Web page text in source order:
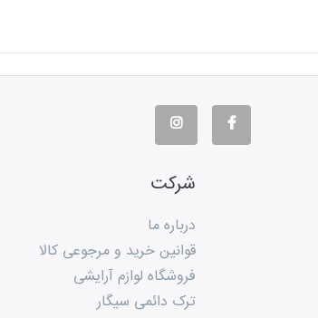
شرکت
درباره ما
قوانین خرید و مرجوعی کالا
فروشگاه لوازم آرایشی
ترک دائمی سیگار